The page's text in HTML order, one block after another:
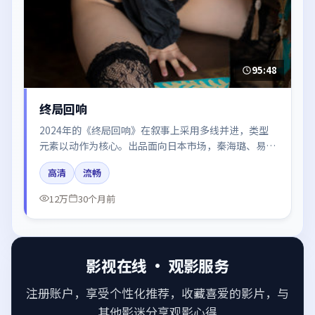
95:48
终局回响
2024年的《终局回响》在叙事上采用多线并进，类型
元素以动作为核心。出品面向日本市场，秦海璐、易烊
千玺、谭卓所饰角色推动关键反转，结尾留白引发讨
论。
高清
流畅
12万
30个月前
影视在线 · 观影服务
注册账户，享受个性化推荐，收藏喜爱的影片，与